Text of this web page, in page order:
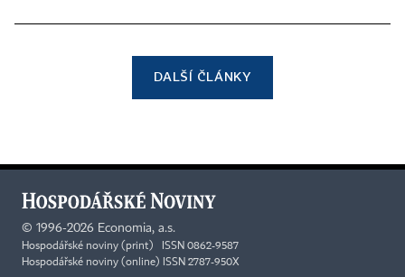
DALŠÍ ČLÁNKY
© 1996-2026 Economia, a.s.
Hospodářské noviny (print) ISSN 0862-9587
Hospodářské noviny (online) ISSN 2787-950X